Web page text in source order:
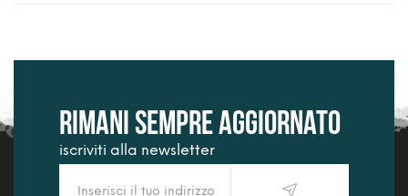
Rimani sempre aggiornato
iscriviti alla newsletter